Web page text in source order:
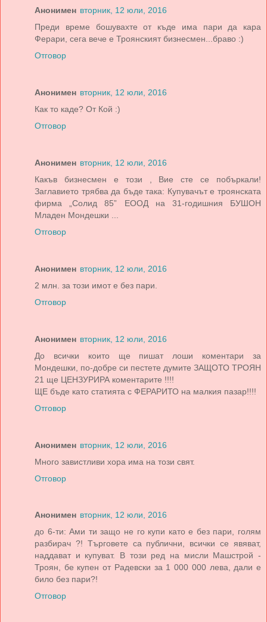
Анонимен вторник, 12 юли, 2016
Преди време бошувахте от къде има пари да кара
Ферари, сега вече е Троянският бизнесмен...браво :)
Отговор
Анонимен вторник, 12 юли, 2016
Как то каде? От Кой :)
Отговор
Анонимен вторник, 12 юли, 2016
Какъв бизнесмен е този , Вие сте се побъркали!
Заглавието трябва да бъде така: Купувачът е троянската
фирма „Солид 85” ЕООД на 31-годишния БУШОН
Младен Мондешки ...
Отговор
Анонимен вторник, 12 юли, 2016
2 млн. за този имот е без пари.
Отговор
Анонимен вторник, 12 юли, 2016
До всички които ще пишат лоши коментари за
Мондешки, по-добре си пестете думите ЗАЩОТО ТРОЯН
21 ще ЦЕНЗУРИРА коментарите !!!!
ЩЕ бъде като статията с ФЕРАРИТО на малкия пазар!!!!
Отговор
Анонимен вторник, 12 юли, 2016
Много завистливи хора има на този свят.
Отговор
Анонимен вторник, 12 юли, 2016
до 6-ти: Ами ти защо не го купи като е без пари, голям
разбирач ?! Търговете са публични, всички се явяват,
наддават и купуват. В този ред на мисли Машстрой -
Троян, бе купен от Радевски за 1 000 000 лева, дали е
било без пари?!
Отговор